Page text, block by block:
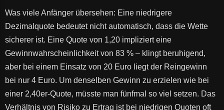
Was viele Anfänger übersehen: Eine niedrigere
Dezimalquote bedeutet nicht automatisch, dass die Wette
sicherer ist. Eine Quote von 1,20 impliziert eine
Gewinnwahrscheinlichkeit von 83 % – klingt beruhigend,
aber bei einem Einsatz von 20 Euro liegt der Reingewinn
bei nur 4 Euro. Um denselben Gewinn zu erzielen wie bei
einer 2,40er-Quote, müsste man fünfmal so viel setzen. Das
Verhältnis von Risiko zu Ertrag ist bei niedrigen Quoten oft